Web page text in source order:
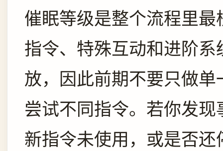
催眠等级是整个流程里
指令、特殊互动和进阶
放，因此前期不要只做
尝试不同指令。若你发
新指令未使用，或是否